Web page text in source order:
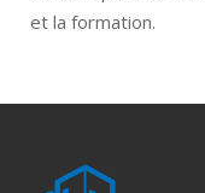
et la formation.